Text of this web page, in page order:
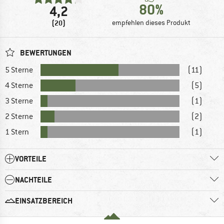
4,2
(20)
80%
empfehlen dieses Produkt
BEWERTUNGEN
5 Sterne
(11)
4 Sterne
(5)
3 Sterne
(1)
2 Sterne
(2)
1 Stern
(1)
VORTEILE
NACHTEILE
EINSATZBEREICH